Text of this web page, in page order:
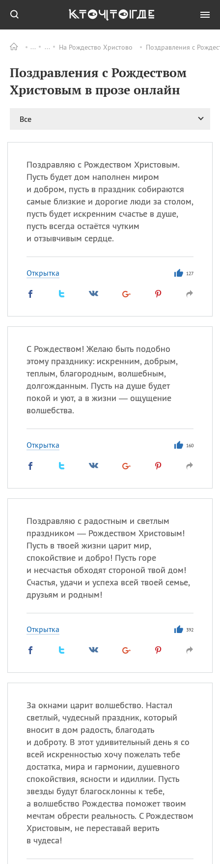
На Рождество Христово Поздравления с
Поздравления с Рождеством
Христовым в прозе онлайн
Все
Поздравляю с Рождеством Христовым.
Пусть будет дом наполнен миром
и добром, пусть в праздник собираются
самые близкие и дорогие люди за столом,
пусть будет искренним счастье в душе,
пусть всегда остаётся чутким
и отзывчивым сердце.
Открытка 127
С Рождеством! Желаю быть подобно
этому празднику: искренним, добрым,
теплым, благородным, волшебным,
долгожданным. Пусть на душе будет
покой и уют, а в жизни — ощущение
волшебства.
Открытка 160
Поздравляю с радостным и светлым
праздником — Рождеством Христовым!
Пусть в твоей жизни царит мир,
спокойствие и добро! Пусть горе
и несчастья обходят стороной твой дом!
Счастья, удачи и успеха всей твоей семье,
друзьям и родным!
Открытка 392
За окнами царит волшебство. Настал
светлый, чудесный праздник, который
вносит в дом радость, благодать
и доброту. В этот удивительный день я со
всей искренностью хочу пожелать тебе
достатка, мира и гармонии, душевного
спокойствия, ясности и идиллии. Пусть
звезды будут благосклонны к тебе,
а волшебство Рождества поможет твоим
мечтам обрести реальность. С Рождеством
Христовым, не переставай верить
в чудеса!
ПРАЗДНИКИ Все
09.08 День памяти жертв
атомной
бомбардировки
день
рисового пудинга
09.08 День Дымняшки
(Smokey Bear Day)
Сегодня празднуют именины
Федор
Посмотреть значение
происхождение